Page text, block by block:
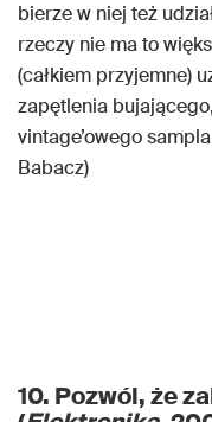
bierze w niej też
rzeczy nie ma to
(całkiem przyjemne)
zapętlenia
vintage’owego
Babacz)
10. Pozwól, że